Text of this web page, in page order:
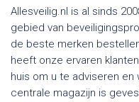
Allesveilig.nl is al sinds
gebied van
de beste merken
heeft onze ervaren
huis om u te adviseren
centrale magazijn is